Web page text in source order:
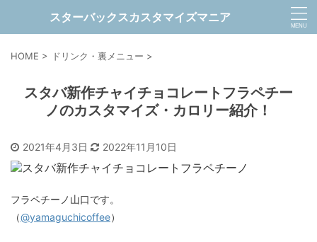
スターバックスカスタマイズマニア
HOME > ドリンク・裏メニュー >
スタバ新作チャイチョコレートフラペチー
ノのカスタマイズ・カロリー紹介！
2021年4月3日 2022年11月10日
フラペチーノ山口です。
（@yamaguchicoffee）